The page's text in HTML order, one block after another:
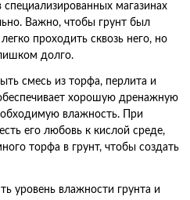
магазинах
Важно, чтобы грунт был
проходить сквозь него, но
долго.
смесь из торфа, перлита и
хорошую дренажную
влажность. При
его любовь к кислой среде,
торфа в грунт, чтобы создать
уровень влажности грунта и